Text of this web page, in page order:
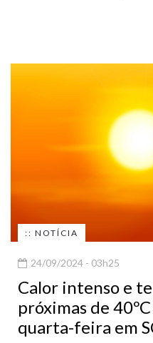
:: NOTÍCIA
24/09/2024 - 03h25
Calor intenso e
próximas de
quarta-feira em